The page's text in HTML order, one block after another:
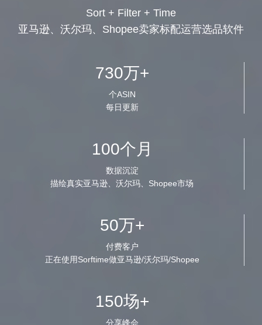
Sort + Filter + Time
亚马逊、沃尔玛、Shopee卖家标配运营选品软件
730万+
个ASIN
每日更新
100个月
数据沉淀
描绘真实亚马逊、沃尔玛、Shopee市场
50万+
付费客户
正在使用Sorftime做亚马逊/沃尔玛/Shopee
150场+
分享峰会